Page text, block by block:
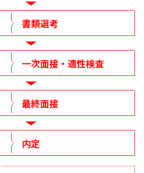
書類選考
一次面接・適性検査
最終面接
内定